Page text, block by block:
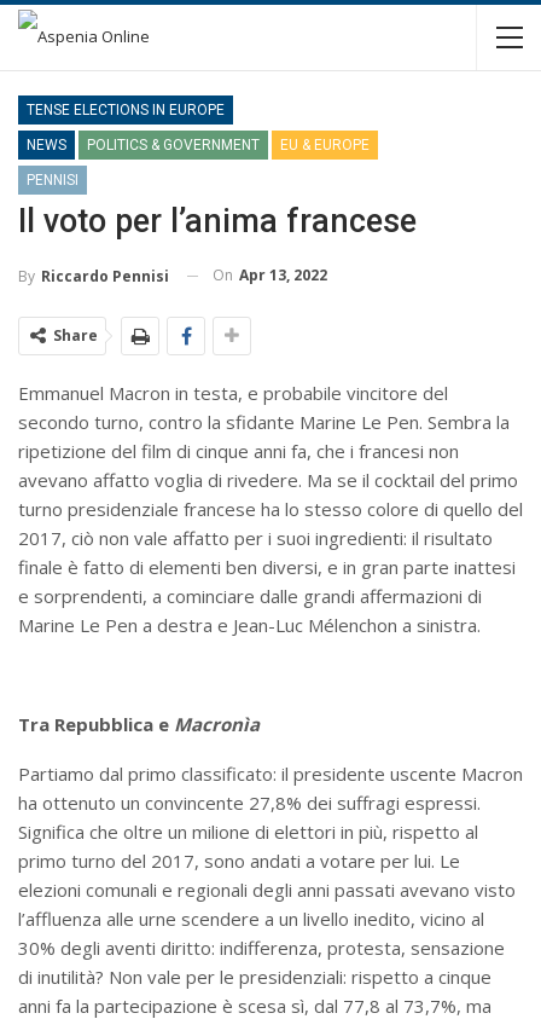
TENSE ELECTIONS IN EUROPE
NEWS POLITICS & GOVERNMENT EU & EUROPE
PENNISI
Il voto per l’anima francese
By Riccardo Pennisi On Apr 13, 2022
Share
Emmanuel Macron in testa, e probabile vincitore del
secondo turno, contro la sfidante Marine Le Pen. Sembra la
ripetizione del film di cinque anni fa, che i francesi non
avevano affatto voglia di rivedere. Ma se il cocktail del primo
turno presidenziale francese ha lo stesso colore di quello del
2017, ciò non vale affatto per i suoi ingredienti: il risultato
finale è fatto di elementi ben diversi, e in gran parte inattesi
e sorprendenti, a cominciare dalle grandi affermazioni di
Marine Le Pen a destra e Jean-Luc Mélenchon a sinistra.
Tra Repubblica e Macronìa
Partiamo dal primo classificato: il presidente uscente Macron
ha ottenuto un convincente 27,8% dei suffragi espressi.
Significa che oltre un milione di elettori in più, rispetto al
primo turno del 2017, sono andati a votare per lui. Le
elezioni comunali e regionali degli anni passati avevano visto
l’affluenza alle urne scendere a un livello inedito, vicino al
30% degli aventi diritto: indifferenza, protesta, sensazione
di inutilità? Non vale per le presidenziali: rispetto a cinque
anni fa la partecipazione è scesa sì, dal 77,8 al 73,7%, ma